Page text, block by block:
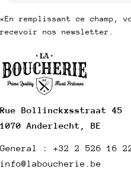
Rue Bollinckxsstraat 45
1070 Anderlecht, BE
General : +32 2 526 16
info@laboucherie.be
*En remplissant ce champ,
recevoir nos newsletter.